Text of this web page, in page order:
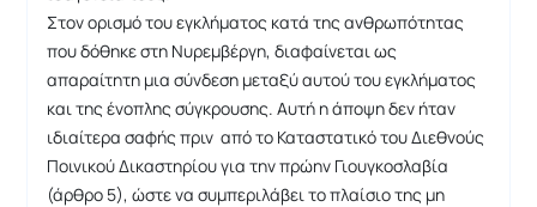
Στον ορισμό του εγκλήματος κατά της ανθρωπότητας
που δόθηκε στη Νυρεμβέργη, διαφαίνεται ως
απαραίτητη μια σύνδεση μεταξύ αυτού του εγκλήματος
και της ένοπλης σύγκρουσης. Αυτή η άποψη δεν ήταν
ιδιαίτερα σαφής πριν από το Καταστατικό του Διεθνούς
Ποινικού Δικαστηρίου για την πρώην Γιουγκοσλαβία
(άρθρο 5), ώστε να συμπεριλάβει το πλαίσιο της μη